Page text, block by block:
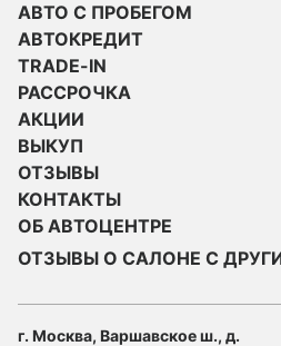
АВТО С ПРОБЕГОМ
АВТОКРЕДИТ
TRADE-IN
РАССРОЧКА
АКЦИИ
ВЫКУП
ОТЗЫВЫ
КОНТАКТЫ
ОБ АВТОЦЕНТРЕ
ОТЗЫВЫ О САЛОНЕ С
г. Москва, Варшавское ш., д.